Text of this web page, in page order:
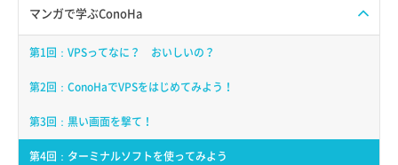
マンガで学ぶConoHa
第1回：VPSってなに？ おいしいの？
第2回：ConoHaでVPSをはじめてみよう！
第3回：黒い画面を撃て！
第4回：ターミナルソフトを使ってみよう